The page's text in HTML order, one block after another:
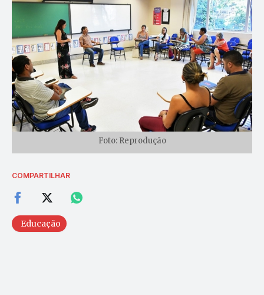
Foto: Reprodução
COMPARTILHAR
Educação